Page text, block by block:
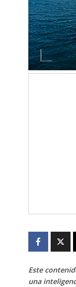
Este
una